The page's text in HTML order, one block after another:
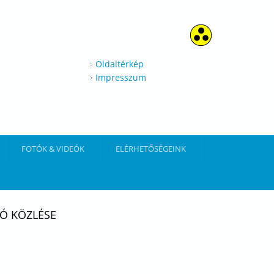
Oldaltérkép
Impresszum
FOTÓK & VIDEÓK ELÉRHETŐSÉGEINK
KÖZLÉSE